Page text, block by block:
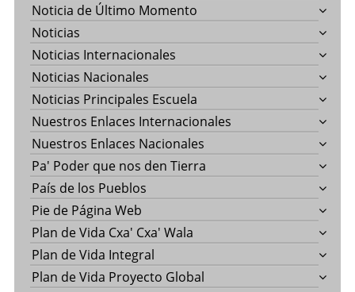
Noticia de Último Momento
Noticias
Noticias Internacionales
Noticias Nacionales
Noticias Principales Escuela
Nuestros Enlaces Internacionales
Nuestros Enlaces Nacionales
Pa' Poder que nos den Tierra
País de los Pueblos
Pie de Página Web
Plan de Vida Cxa' Cxa' Wala
Plan de Vida Integral
Plan de Vida Proyecto Global